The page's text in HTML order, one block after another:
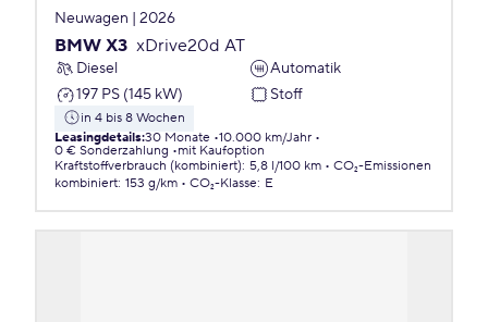
Neuwagen | 2026
BMW X3 xDrive20d AT
Diesel
Automatik
197 PS (145 kW)
Stoff
in 4 bis 8 Wochen
Leasingdetails:30 Monate 10.000 km/Jahr
0 € Sonderzahlung
mit Kaufoption
Kraftstoffverbrauch (kombiniert): 5,8 l/100 km
CO₂-Emissionen
kombiniert: 153 g/km CO₂-Klasse: E